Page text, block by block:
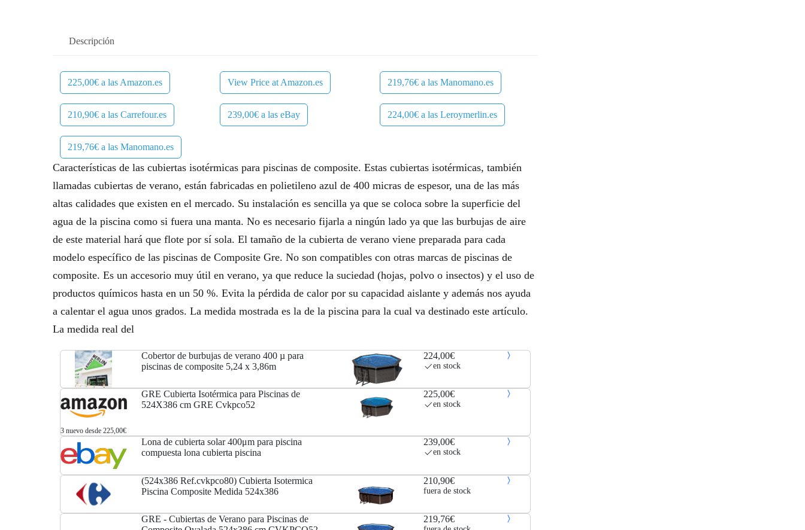
Descripción
225,00€ a las Amazon.es View Price at Amazon.es 219,76€ a las Manomano.es
210,90€ a las Carrefour.es 239,00€ a las eBay 224,00€ a las Leroymerlin.es
219,76€ a las Manomano.es
Características de las cubiertas isotérmicas para piscinas de composite. Estas cubiertas isotérmicas, también
llamadas cubiertas de verano, están fabricadas en polietileno azul de 400 micras de espesor, una de las más
altas calidades que existen en el mercado. Su instalación es sencilla ya que se coloca sobre la superficie del
agua de la piscina como si fuera una manta. No es necesario fijarla a ningún lado ya que las burbujas de aire
de este material hará que flote por sí sola. El tamaño de la cubierta de verano viene preparada para cada
modelo específico de las piscinas de Composite Gre. No son compatibles con otras marcas de piscinas de
composite. Es un accesorio muy útil en verano, ya que reduce la suciedad (hojas, polvo o insectos) y el uso de
productos químicos hasta en un 50 %. Evita la pérdida de calor por su capacidad aislante y además nos ayuda
a calentar el agua unos grados. La medida mostrada es la de la piscina para la cual va destinado este artículo.
La medida real del
Cobertor de burbujas de verano 400 µ para
piscinas de composite 5,24 x 3,86m
224,00€
en stock
GRE Cubierta Isotérmica para Piscinas de
524X386 cm GRE Cvkpco52
225,00€
en stock
3 nuevo desde 225,00€
Lona de cubierta solar 400μm para piscina
compuesta lona cubierta piscina
239,00€
en stock
(524x386 Ref.cvkpco80) Cubierta Isotermica
Piscina Composite Medida 524x386
210,90€
fuera de stock
GRE - Cubiertas de Verano para Piscinas de
219,76€